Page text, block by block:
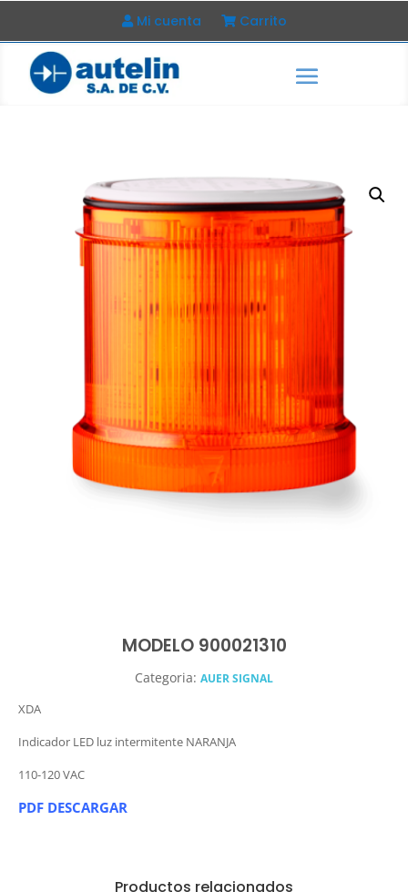
Mi cuenta Carrito
MODELO 900021310
Categoria: AUER SIGNAL
XDA
Indicador LED luz intermitente NARANJA
110-120 VAC
PDF DESCARGAR
Productos relacionados